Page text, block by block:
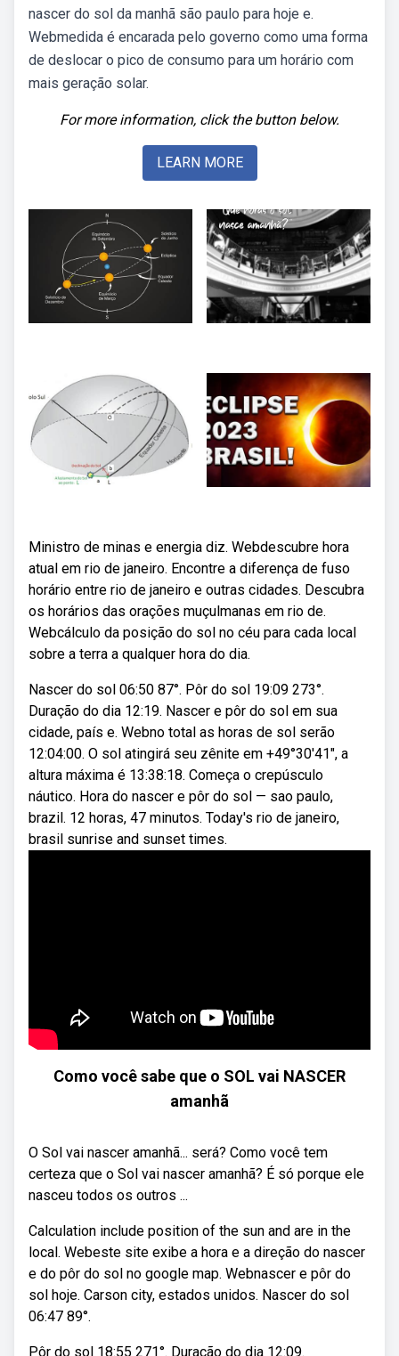
nascer do sol da manhã são paulo para hoje e.
Webmedida é encarada pelo governo como uma forma
de deslocar o pico de consumo para um horário com
mais geração solar.
For more information, click the button below.
LEARN MORE
Ministro de minas e energia diz. Webdescubre hora
atual em rio de janeiro. Encontre a diferença de fuso
horário entre rio de janeiro e outras cidades. Descubra
os horários das orações muçulmanas em rio de.
Webcálculo da posição do sol no céu para cada local
sobre a terra a qualquer hora do dia.
Nascer do sol 06:50 87°. Pôr do sol 19:09 273°.
Duração do dia 12:19. Nascer e pôr do sol em sua
cidade, país e. Webno total as horas de sol serão
12:04:00. O sol atingirá seu zênite em +49°30′41″, a
altura máxima é 13:38:18. Começa o crepúsculo
náutico. Hora do nascer e pôr do sol — sao paulo,
brazil. 12 horas, 47 minutos. Today's rio de janeiro,
brasil sunrise and sunset times.
Como você sabe que o SOL vai NASCER
amanhã
O Sol vai nascer amanhã... será? Como você tem
certeza que o Sol vai nascer amanhã? É só porque ele
nasceu todos os outros ...
Calculation include position of the sun and are in the
local. Webeste site exibe a hora e a direção do nascer
e do pôr do sol no google map. Webnascer e pôr do
sol hoje. Carson city, estados unidos. Nascer do sol
06:47 89°.
Pôr do sol 18:55 271°. Duração do dia 12:09.